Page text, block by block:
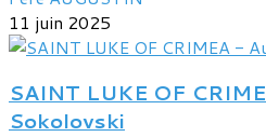
11 juin 2025
SAINT LUKE OF
Sokolovski